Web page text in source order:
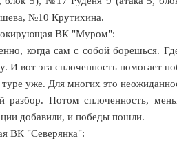
№10 Крутихина.
ВК "Муром":
когда сам с собой борешься.
И вот эта сплоченность помогает
уже. Для многих это
Потом сплоченность,
добавили, и победы пошли.
ВК "Северянка":